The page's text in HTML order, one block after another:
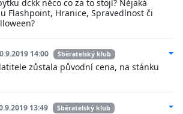
dckk něco co za to stojí? Nějaká
Flashpoint, Hranice, Spravedlnost či
14:00 Sběratelský klub
zůstala původní cena, na stánku
13:49 Sběratelský klub